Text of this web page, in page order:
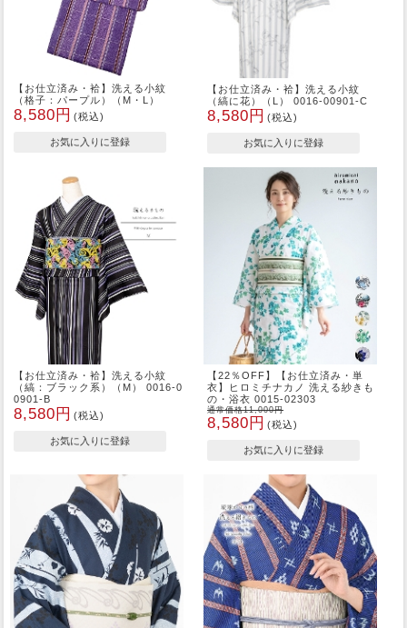
【お仕立済み・袷】洗える小紋
（格子：パープル）（M・L）
8,580円 (税込)
【お仕立済み・袷】洗える小紋
（縞に花）（L） 0016-00901-C
8,580円 (税込)
【お仕立済み・袷】洗える小紋
（縞：ブラック系）（M） 0016-0
0901-B
8,580円 (税込)
【22％OFF】【お仕立済み・単
衣】ヒロミチナカノ 洗える紗きも
の・浴衣 0015-02303
通常価格11,000円
8,580円 (税込)